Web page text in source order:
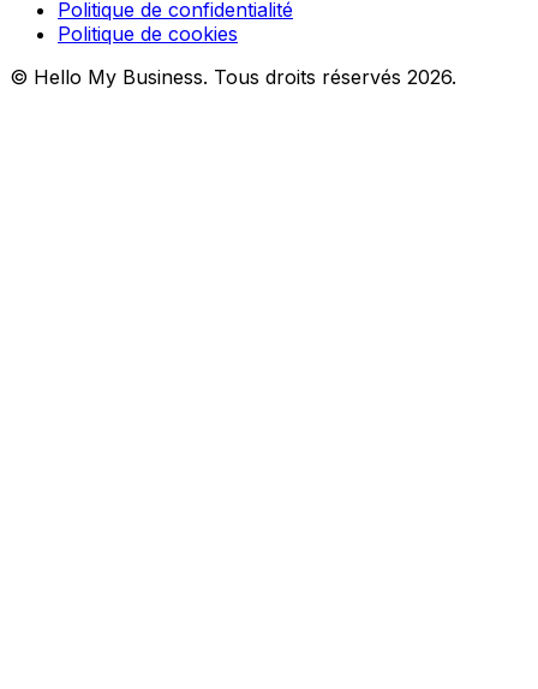
Politique de confidentialité
Politique de cookies
© Hello My Business. Tous droits réservés 2026.